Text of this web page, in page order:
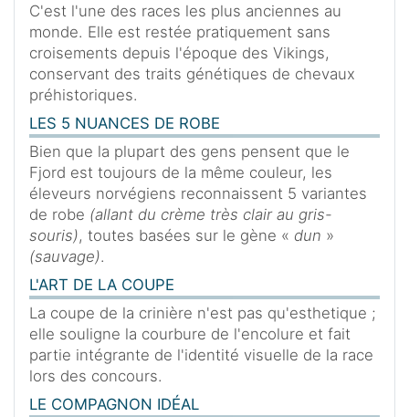
C'est l'une des races les plus anciennes au
monde. Elle est restée pratiquement sans
croisements depuis l'époque des Vikings,
conservant des traits génétiques de chevaux
préhistoriques.
LES 5 NUANCES DE ROBE
Bien que la plupart des gens pensent que le
Fjord est toujours de la même couleur, les
éleveurs norvégiens reconnaissent 5 variantes
de robe (allant du crème très clair au gris-
souris), toutes basées sur le gène « dun »
(sauvage).
L'ART DE LA COUPE
La coupe de la crinière n'est pas qu'esthetique ;
elle souligne la courbure de l'encolure et fait
partie intégrante de l'identité visuelle de la race
lors des concours.
LE COMPAGNON IDÉAL